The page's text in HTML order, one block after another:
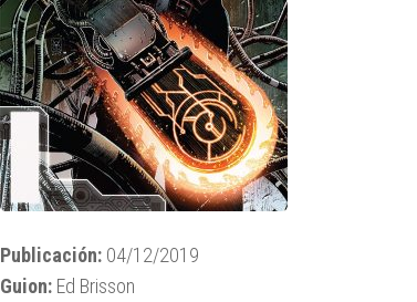
Publicación: 04/12/2019
Guion: Ed Brisson